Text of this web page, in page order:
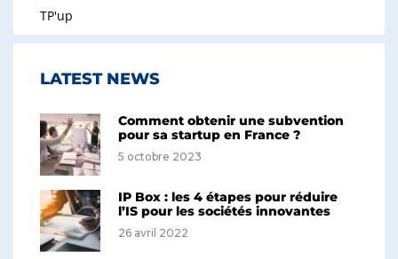
TP'up
LATEST NEWS
Comment obtenir une subvention
pour sa startup en France ?
5 octobre 2023
IP Box : les 4 étapes pour réduire
l’IS pour les sociétés innovantes
26 avril 2022